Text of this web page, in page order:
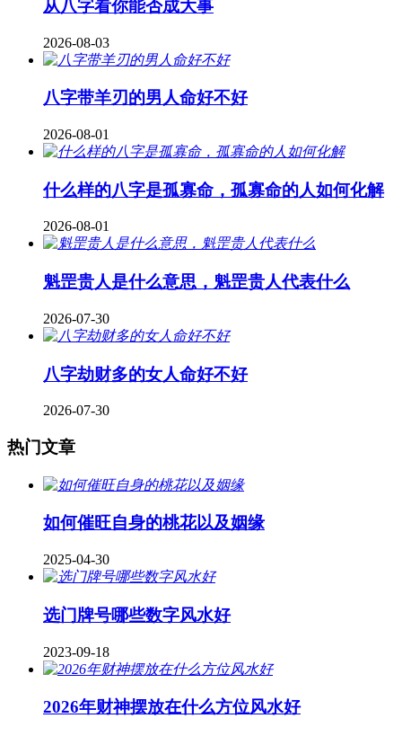
从八字看你能否成大事
2026-08-03
八字带羊刃的男人命好不好
2026-08-01
什么样的八字是孤寡命，孤寡命的人如何化解
2026-08-01
魁罡贵人是什么意思，魁罡贵人代表什么
2026-07-30
八字劫财多的女人命好不好
2026-07-30
热门文章
如何催旺自身的桃花以及姻缘
2025-04-30
​选门牌号哪些数字风水好
2023-09-18
2026年财神摆放在什么方位风水好